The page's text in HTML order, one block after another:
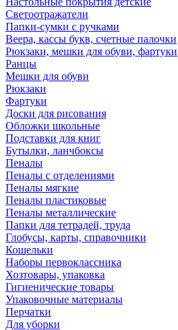
Светоотражатели
Папки-сумки с ручками
Веера, кассы букв, счетные палочки
Рюкзаки, мешки для обуви, фартуки
Ранцы
Мешки для обуви
Рюкзаки
Фартуки
Доски для рисования
Обложки школьные
Подставки для книг
Бутылки, ланчбоксы
Пеналы
Пеналы с отделениями
Пеналы мягкие
Пеналы пластиковые
Пеналы металлические
Папки для тетрадей, труда
Глобусы, карты, справочники
Кошельки
Наборы первоклассника
Хозтовары, упаковка
Гигиенические товары
Упаковочные материалы
Перчатки
Для уборки